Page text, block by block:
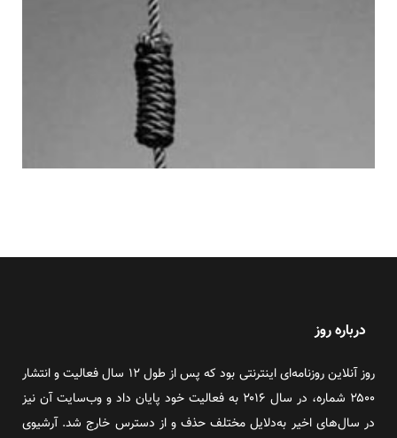
درباره روز
روز آنلاین روزنامه‌ای اینترنتی بود که پس از طول ۱۲ سال فعالیت و انتشار
۲۵۰۰ شماره، در سال ۲۰۱۶ به فعالیت خود پایان داد و وب‌سایت آن نیز
در سال‌های اخیر به‌دلایل مختلف حذف و از دسترس خارج شد. آرشیوی